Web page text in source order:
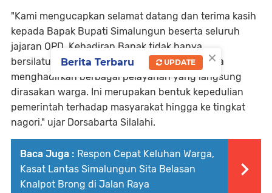
"Kami mengucapkan selamat datang dan terima kasih
kepada Bapak Bupati Simalungun beserta seluruh
jajaran OPD. Kehadiran Bapak tidak hanya
bersilaturahmi dengan masyarakat, tetapi juga
menghadirkan berbagai pelayanan yang langsung
dirasakan warga. Ini merupakan bentuk kepedulian
pemerintah terhadap masyarakat hingga ke tingkat
nagori," ujar Dorsabarta Silalahi.
Baca Juga : Respon Cepat Keluhan Warga,
Kasat Lantas Simalungun Sita Belasan
Knalpot Brong di Jalan Raya
×
Berita Terbaru UPDATE